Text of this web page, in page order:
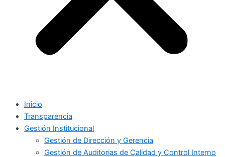
Inicio
Transparencia
Gestión Institucional
Gestión de Dirección y Gerencia
Gestión de Auditorias de Calidad y Control Interno